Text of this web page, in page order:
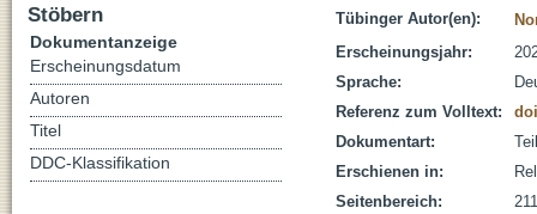
Tübinger Autor(en):
Erscheinungsjahr:
Sprache:
Referenz zum Volltext:
Dokumentart:
Erschienen in:
Seitenbereich:
Stöbern
Dokumentanzeige
Erscheinungsdatum
Autoren
Titel
DDC-Klassifikation